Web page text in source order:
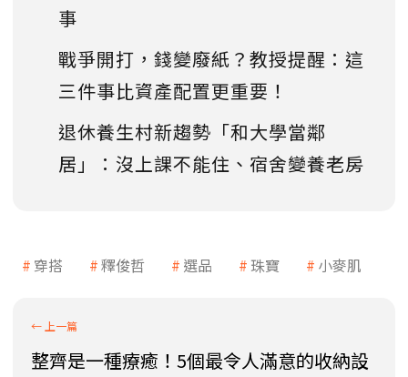
事
戰爭開打，錢變廢紙？教授提醒：這
三件事比資產配置更重要！
退休養生村新趨勢「和大學當鄰
居」：沒上課不能住、宿舍變養老房
穿搭 釋俊哲 選品 珠寶 小麥肌
整齊是一種療癒！5個最令人滿意的收納設